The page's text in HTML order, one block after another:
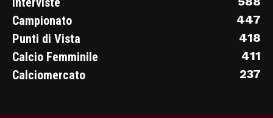
Campionato
447
Punti di Vista
418
Calcio Femminile
411
Calciomercato
237